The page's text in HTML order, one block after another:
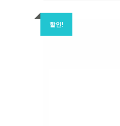
할인!